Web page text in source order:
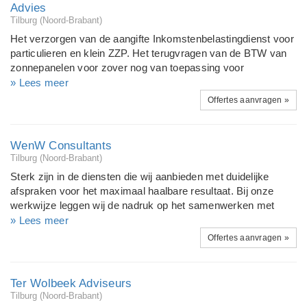
Financieel administratie-beheer, - Advies.
Advies
Tilburg (Noord-Brabant)
Het verzorgen van de aangifte Inkomstenbelastingdienst voor
particulieren en klein ZZP. Het terugvragen van de BTW van
zonnepanelen voor zover nog van toepassing voor
particulieren. Het aanvragen van de ISDE subsidie voor
particulieren. ISDE bezwaarservice: wanneer u zelf als
particulier de ISDE subsidie heeft aangevraagd maar (deels)
gaan bij RVO. Op basis van no cure no pay. Eerst een gratis
beoordeling van de reden van afwijzing. Het geven van advies
eigen woning.
» Lees meer
Offertes aanvragen »
WenW Consultants
Tilburg (Noord-Brabant)
Sterk zijn in de diensten die wij aanbieden met duidelijke
afspraken voor het maximaal haalbare resultaat. Bij onze
werkwijze leggen wij de nadruk op het samenwerken met
specialisten en ondernemers. Kennis delen, opdrachten
gunnen en netwerken zijn de pijlers van onze formule. De
ondernemer kan bij ons profiteren van het aanbod aan
hoger niveau te tillen. Dit is volgens ons het nieuwe werken
anno nu. Wij werken met vaste tariefafspraken voor de ZZP'er
» Lees meer
Offertes aanvragen »
Ter Wolbeek Adviseurs
Tilburg (Noord-Brabant)